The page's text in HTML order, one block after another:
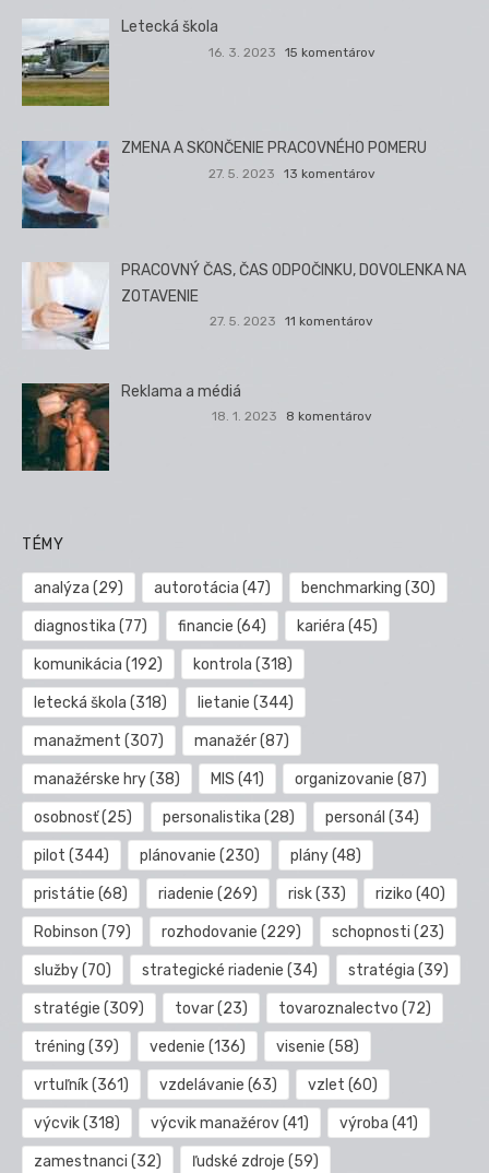
Letecká škola
16. 3. 2023 15 komentárov
ZMENA A SKONČENIE PRACOVNÉHO POMERU
27. 5. 2023 13 komentárov
PRACOVNÝ ČAS, ČAS ODPOČINKU, DOVOLENKA NA
ZOTAVENIE
27. 5. 2023 11 komentárov
Reklama a médiá
18. 1. 2023 8 komentárov
TÉMY
analýza (29) autorotácia (47) benchmarking (30)
diagnostika (77) financie (64) kariéra (45)
komunikácia (192) kontrola (318)
letecká škola (318) lietanie (344)
manažment (307) manažér(87)
manažérske hry(38) MIS (41) organizovanie (87)
osobnosť(25) personalistika (28) personál (34)
pilot (344) plánovanie (230) plány(48)
pristátie (68) riadenie (269) risk(33) riziko (40)
Robinson (79) rozhodovanie (229) schopnosti (23)
služby(70) strategické riadenie (34) stratégia (39)
stratégie (309) tovar(23) tovaroznalectvo (72)
tréning (39) vedenie (136) visenie (58)
vrtuľník(361) vzdelávanie (63) vzlet (60)
výcvik(318) výcvik manažérov(41) výroba (41)
zamestnanci (32) ľudské zdroje (59)